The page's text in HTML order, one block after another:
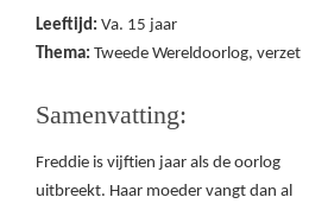
Leeftijd: Va. 15 jaar
Thema: Tweede Wereldoorlog, verzet
Samenvatting:
Freddie is vijftien jaar als de oorlog
uitbreekt. Haar moeder vangt dan al